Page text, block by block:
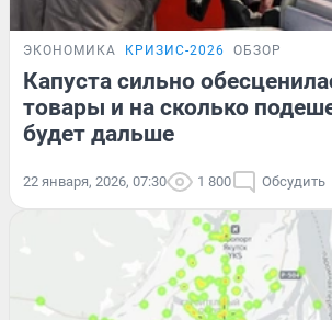
ЭКОНОМИКА КРИЗИС-2026 ОБЗОР
Капуста сильно
товары и на сколько
будет дальше
22 января, 2026, 07:30 1 800 Обсудить